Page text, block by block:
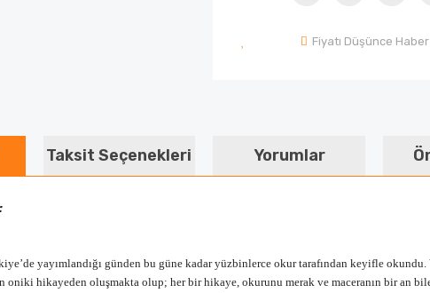
Fiyatı Düşünce
Taksit Seçenekleri Yorumlar
yayımlandığı günden bu güne kadar yüzbinlerce okur tarafından keyifle
oniki hikayeden oluşmakta olup; her bir hikaye, okurunu merak ve maceranın bir an